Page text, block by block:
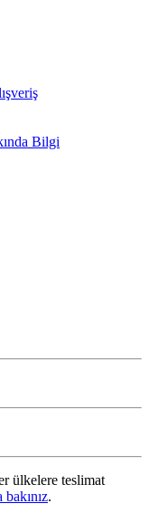
Bilgi
ülkelere teslimat
.